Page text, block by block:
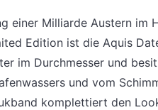
einer Milliarde Austern im
Edition ist die Aquis
im Durchmesser und
und vom
komplettiert den